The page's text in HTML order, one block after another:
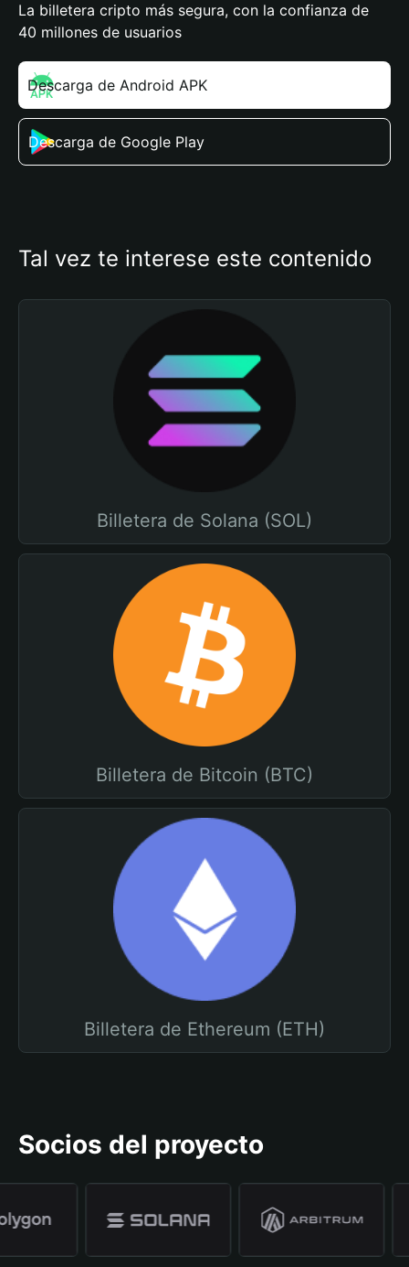
La billetera cripto más segura, con la confianza de
40 millones de usuarios
Descarga de Android APK
Descarga de Google Play
Tal vez te interese este contenido
Billetera de Solana (SOL)
Billetera de Bitcoin (BTC)
Billetera de Ethereum (ETH)
Socios del proyecto